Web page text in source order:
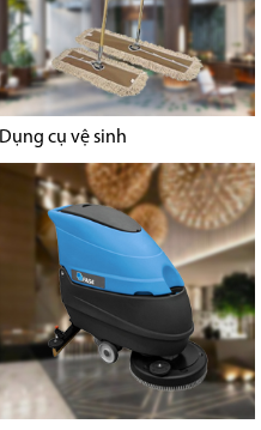
Dụng cụ vệ sinh